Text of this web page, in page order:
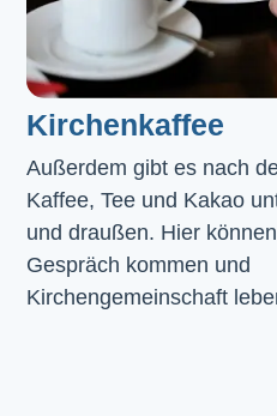
Kirchenkaffee
Außerdem gibt es nach
Kaffee, Tee und Kakao
und draußen. Hier
Gespräch kommen und
Kirchengemeinschaft